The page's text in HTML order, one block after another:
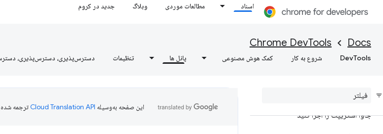
اسناد مطالعات موردی وبلاگ جدید در کروم
Docs
Chrome DevTools
DevTools شروع به کار کمک هوش مصنوعی پانل ها تنظیمات دسترس‌پذیری، دسترس‌پذیری،
نمای کلی
درک خطاها و هشدارها با اطلاعات
بینش کنسول، درک خطاها و هشدارها با
اطلاعات بینش کنسول، درک خطاها و
ثبت پیام ها
جاوا اسکریپت را اجرا کنید
این صفحه به‌وسیله ترجمه